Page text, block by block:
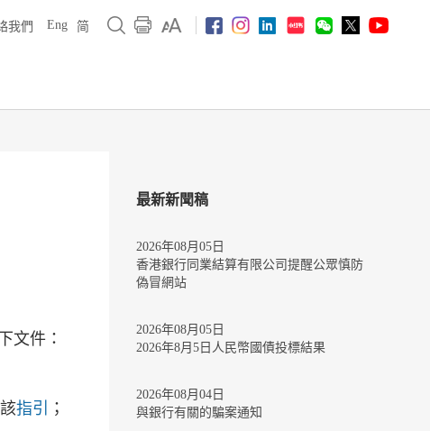
我們 Eng 简
文件：
指引
；
最新新聞稿
2026年08月05日
香港銀行同業結算有限公司提醒公眾慎防
偽冒網站
2026年08月05日
2026年8月5日人民幣國債投標結果
2026年08月04日
與銀行有關的騙案通知